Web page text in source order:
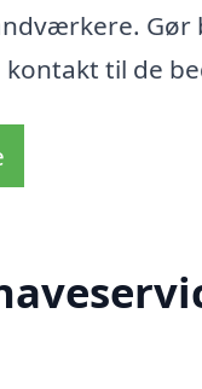
til de